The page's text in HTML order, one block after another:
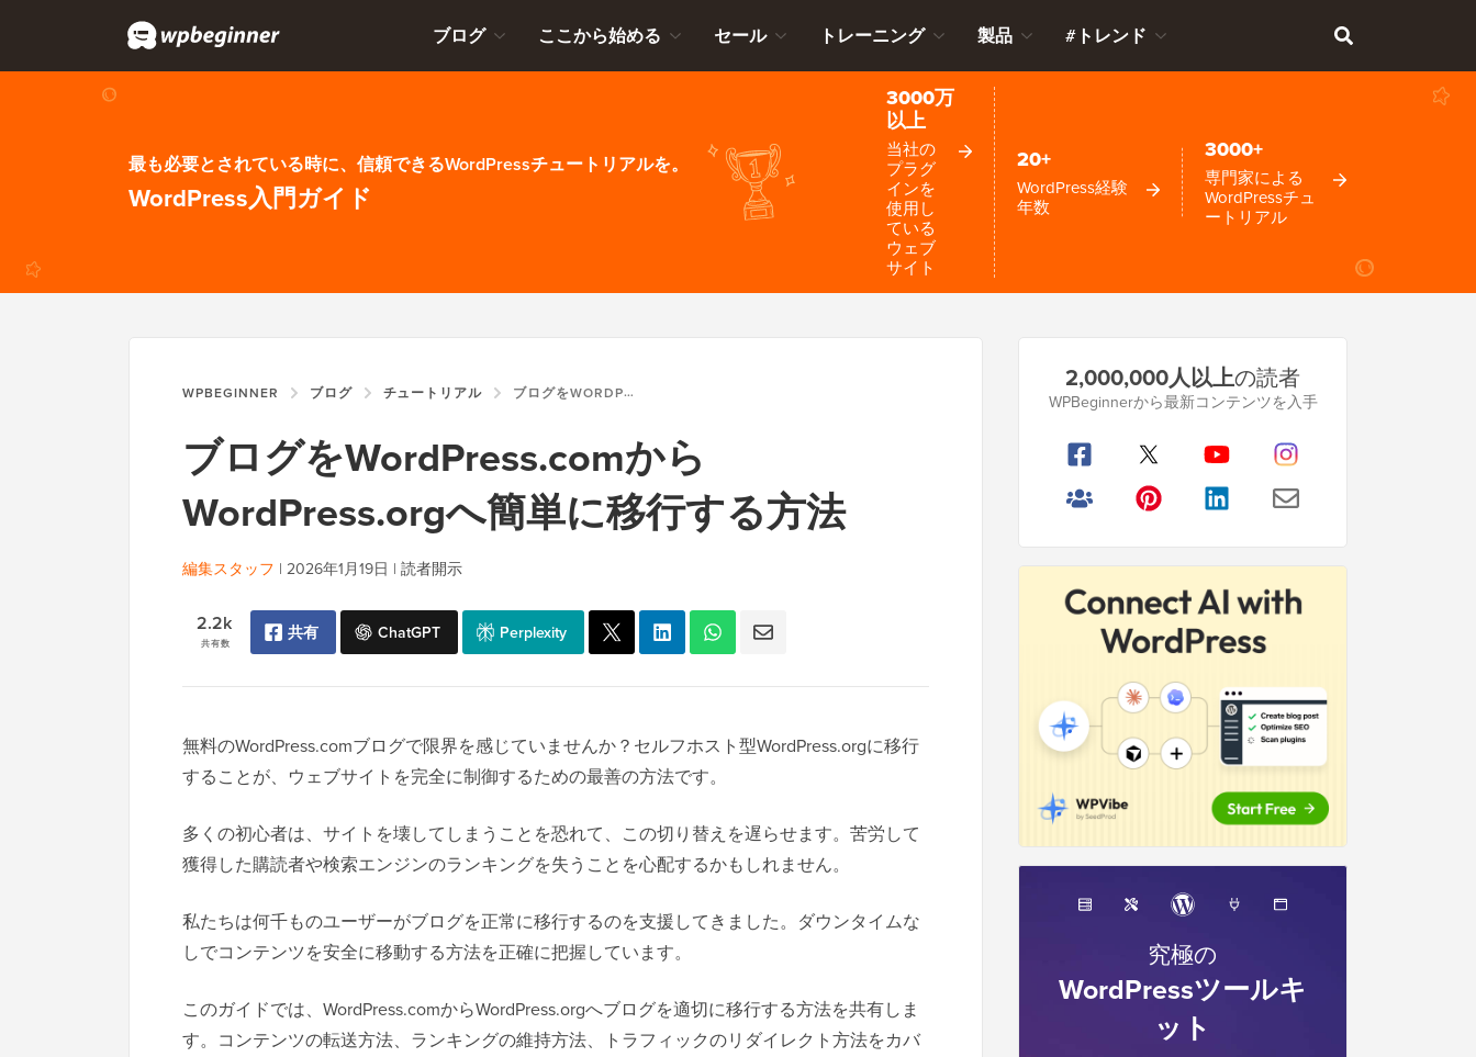
ブログ ここから始める セール トレーニング 製品 #トレンド
最も必要とされている時に、信頼できるWordPressチュートリアルを。
WordPress入門ガイド
3000万
以上
当社の
プラグ
インを
使用し
ている
ウェブ
サイト
20+
WordPress経験
年数
3000+
専門家による
WordPressチュ
ートリアル
WPBEGINNER ブログ チュートリアル ブログをWORDPRESS.COMからWORDPRESS.ORGへ簡単に移行する方法
ブログをWordPress.comから
WordPress.orgへ簡単に移行する方法
編集スタッフ | 2026年1月19日 | 読者開示
共有数
2.2k 共有 ChatGPT Perplexity
無料のWordPress.comブログで限界を感じていませんか？セルフホスト型WordPress.orgに移行
することが、ウェブサイトを完全に制御するための最善の方法です。
多くの初心者は、サイトを壊してしまうことを恐れて、この切り替えを遅らせます。苦労して
獲得した購読者や検索エンジンのランキングを失うことを心配するかもしれません。
私たちは何千ものユーザーがブログを正常に移行するのを支援してきました。ダウンタイムな
しでコンテンツを安全に移動する方法を正確に把握しています。
このガイドでは、WordPress.comからWordPress.orgへブログを適切に移行する方法を共有しま
す。コンテンツの転送方法、ランキングの維持方法、トラフィックのリダイレクト方法をカバ
サ
ー
2,000,000人以上の読者
WPBeginnerから最新コンテンツを入手
究極の
WordPressツールキ
ット